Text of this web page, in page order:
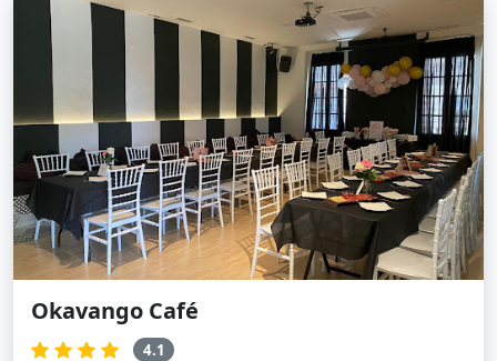
Okavango Café
4.1